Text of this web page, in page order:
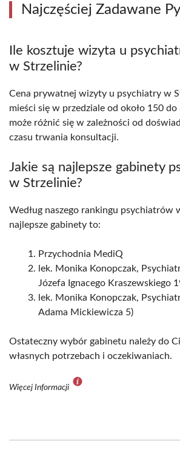
Najczęściej Zadawane
Ile kosztuje wizyta u
w Strzelinie?
Cena prywatnej wizyty u psychiatry w
mieści się w przedziale od około 150
może różnić się w zależności od
czasu trwania konsultacji.
Jakie są najlepsze gabinety
w Strzelinie?
Według naszego rankingu psychiatrów
najlepsze gabinety to:
Przychodnia MediQ
lek. Monika Konopczak,
Józefa Ignacego Kraszewskiego
lek. Monika Konopczak,
Adama Mickiewicza 5)
Ostateczny wybór gabinetu należy do
własnych potrzebach i oczekiwaniach.
Więcej Informacji